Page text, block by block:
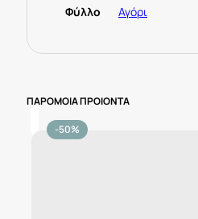
Φύλλο Αγόρι
ΠΑΡΟΜΟΙΑ ΠΡΟΙΟΝΤΑ
-50%